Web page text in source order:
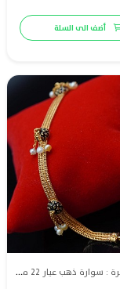
أضف الى السلة
القبة الساحرة : سوارة ذهب عيار 22 مع لؤلؤ طبيعي بحريني